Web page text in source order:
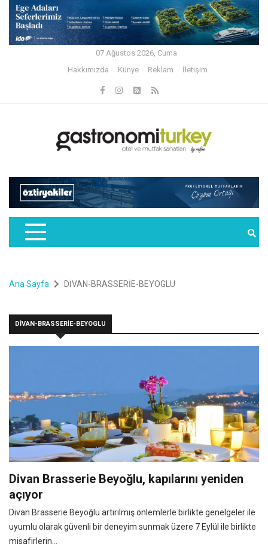
07 Ağustos 2026, Cuma
Hakkımızda
Künye Reklam İletişim
Ana Sayfa DİVAN-BRASSERİE-BEYOGLU
DİVAN-BRASSERİE-BEYOGLU
Divan Brasserie Beyoğlu, kapılarını yeniden
açıyor
Divan Brasserie Beyoğlu artırılmış önlemlerle birlikte genelgeler ile
uyumlu olarak güvenli bir deneyim sunmak üzere 7 Eylül ile birlikte
misafirlerin...